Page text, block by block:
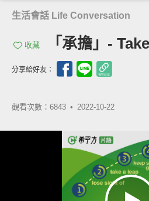
生活會話 Life Conversation
收藏 「承擔」-
分享給好友：
觀看次數：6843 • 2022-10-22